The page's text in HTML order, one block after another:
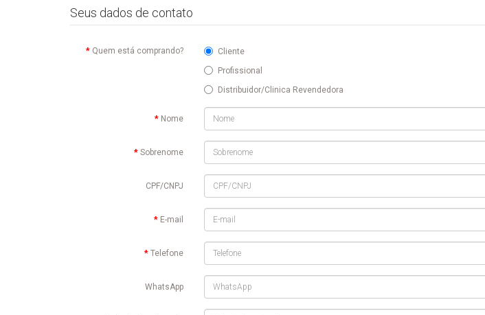
Seus dados de contato
Quem está comprando?
Cliente
Profissional
Distribuidor/Clinica Revendedora
Nome
Sobrenome
CPF/CNPJ
E-mail
Telefone
WhatsApp